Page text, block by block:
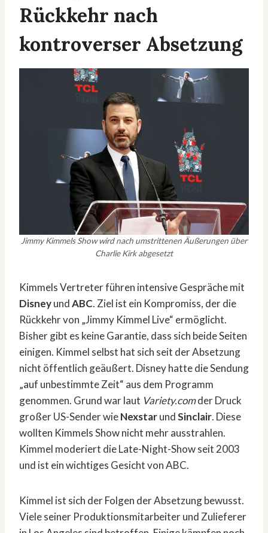
Rückkehr nach
kontroverser Absetzung
Jimmy Kimmels Show wird nach umstrittenen Äußerungen über
Charlie Kirk abgesetzt
Kimmels Vertreter führen intensive Gespräche mit
DisneyundABC. Ziel ist ein Kompromiss, der die
Rückkehr von „Jimmy Kimmel Live“ ermöglicht.
Bisher gibt es keine Garantie, dass sich beide Seiten
einigen. Kimmel selbst hat sich seit der Absetzung
nicht öffentlich geäußert. Disney hatte die Sendung
„auf unbestimmte Zeit“ aus dem Programm
genommen. Grund war laut Variety.comder Druck
großer US-Sender wieNexstarundSinclair. Diese
wollten Kimmels Show nicht mehr ausstrahlen.
Kimmel moderiert die Late-Night-Show seit 2003
und ist ein wichtiges Gesicht von ABC.
Kimmel ist sich der Folgen der Absetzung bewusst.
Viele seiner Produktionsmitarbeiter und Zulieferer